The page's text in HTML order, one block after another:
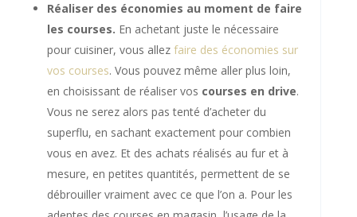
Réaliser des économies au moment de faire
les courses. En achetant juste le nécessaire
pour cuisiner, vous allez faire des économies sur
vos courses. Vous pouvez même aller plus loin,
en choisissant de réaliser vos courses en drive.
Vous ne serez alors pas tenté d’acheter du
superflu, en sachant exactement pour combien
vous en avez. Et des achats réalisés au fur et à
mesure, en petites quantités, permettent de se
débrouiller vraiment avec ce que l’on a. Pour les